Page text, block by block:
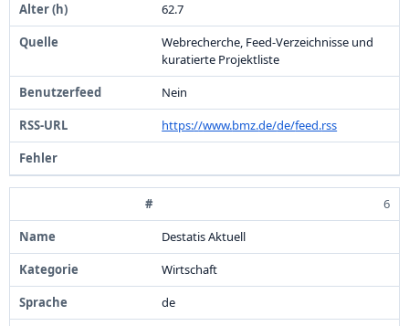
62.7
Webrecherche, Feed-Verzeichnisse und
kuratierte Projektliste
Nein
https://www.bmz.de/de/feed.rss
6
Destatis Aktuell
Wirtschaft
de